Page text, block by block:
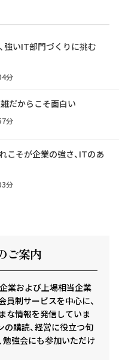
強いIT部門づくりに挑む
分
だからこそ面白い
分
こそが企業の強さ、ITのあ
分
ご案内
業および上場相当企業
制サービスを中心に、
な情報を発信していま
購読、経営に役立つ旬
勉強会にも参加いただけ